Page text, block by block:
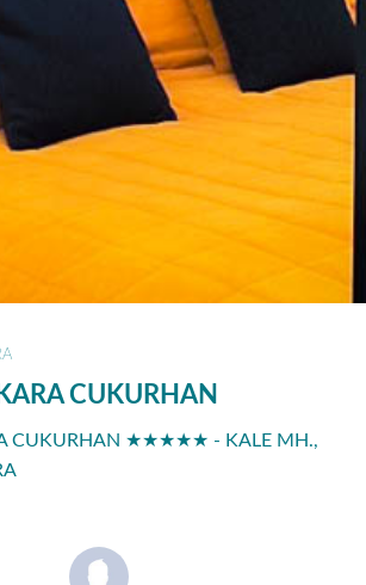
CUKURHAN
CUKURHAN ★★★★★ - KALE MH.,